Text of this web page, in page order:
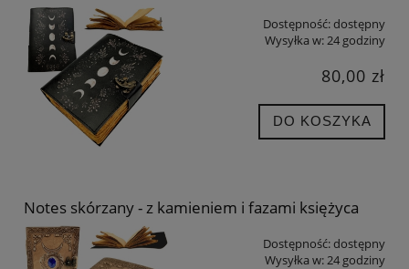
Dostępność:dostępny
Wysyłka w:24 godziny
80,00 zł
DO KOSZYKA
Notes skórzany - z kamieniem i fazami księżyca
Dostępność:dostępny
Wysyłka w:24 godziny